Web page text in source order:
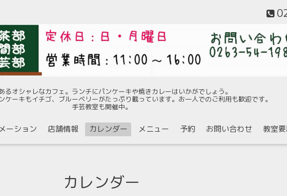
るオシャレなカフェ。ランチにパンケーキや焼きカレーはいかがでしょう。
ケーキもイチゴ、ブルーベリーがたっぷり載っています。お一人でのご利用も歓迎です。
手芸教室も開催中。
ーション 店舗情報 カレンダー メニュー 予約 お問い合わせ 教室
カレンダー